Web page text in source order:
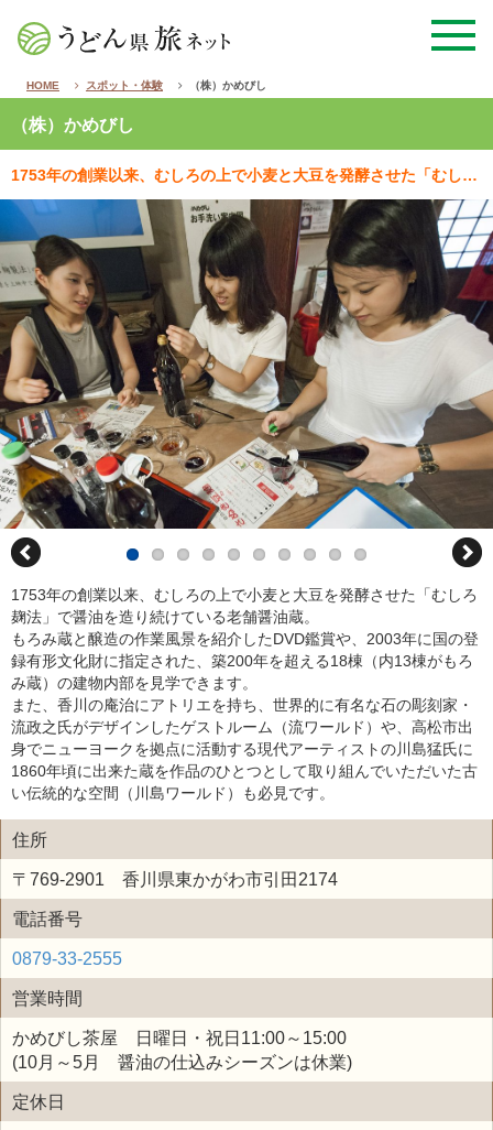
HOME スポット・体験 （株）かめびし
（株）かめびし
1753年の創業以来、むしろの上で小麦と大豆を発酵させた「むしろ麹法」で醤油を造り続けている老舗醤油…
1753年の創業以来、むしろの上で小麦と大豆を発酵させた「むしろ
麹法」で醤油を造り続けている老舗醤油蔵。
もろみ蔵と醸造の作業風景を紹介したDVD鑑賞や、2003年に国の登
録有形文化財に指定された、築200年を超える18棟（内13棟がもろ
み蔵）の建物内部を見学できます。
また、香川の庵治にアトリエを持ち、世界的に有名な石の彫刻家・
流政之氏がデザインしたゲストルーム（流ワールド）や、高松市出
身でニューヨークを拠点に活動する現代アーティストの川島猛氏に
1860年頃に出来た蔵を作品のひとつとして取り組んでいただいた古
い伝統的な空間（川島ワールド）も必見です。
住所
〒769-2901 香川県東かがわ市引田2174
電話番号
0879-33-2555
営業時間
かめびし茶屋 日曜日・祝日11:00～15:00
(10月～5月 醤油の仕込みシーズンは休業)
定休日